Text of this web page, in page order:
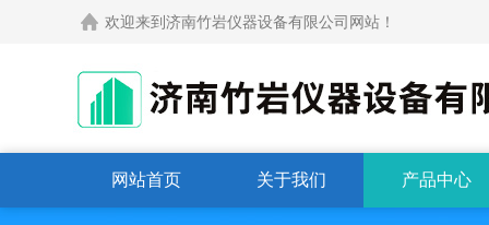
欢迎来到济南竹岩仪器设备有限公司网站！
网站首页 关于我们 产品中心